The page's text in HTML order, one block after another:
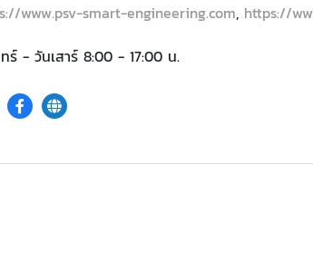
www.psv-smart-engineering.com, https://
ร์ - วันเสาร์ 8:00 - 17:00 น.